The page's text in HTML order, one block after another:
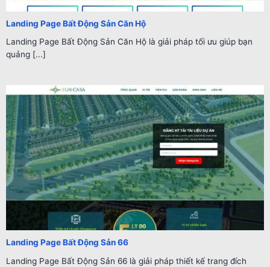
Landing Page Bất Động Sản Căn Hộ
Landing Page Bất Động Sản Căn Hộ là giải pháp tối ưu giúp bạn
quảng [...]
Landing Page Bất Động Sản 66
Landing Page Bất Động Sản 66 là giải pháp thiết kế trang đích